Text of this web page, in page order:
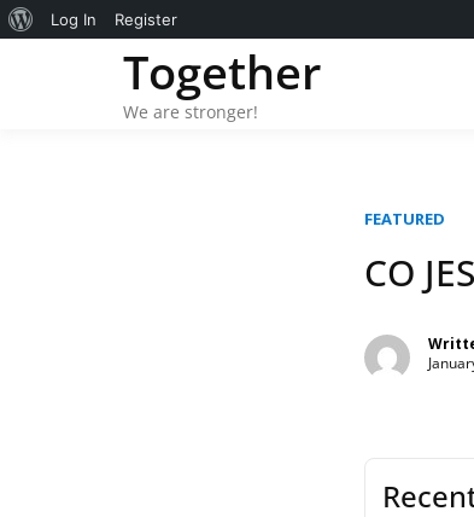
Together
We are stronger!
FEATURED
CO
About
Log In Register